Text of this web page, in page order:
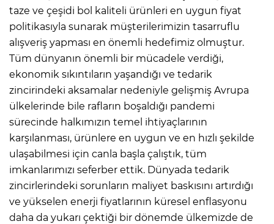
taze ve çeşidi bol kaliteli ürünleri en uygun fiyat
politikasıyla sunarak müşterilerimizin tasarruflu
alışveriş yapması en önemli hedefimiz olmuştur.
Tüm dünyanın önemli bir mücadele verdiği,
ekonomik sıkıntıların yaşandığı ve tedarik
zincirindeki aksamalar nedeniyle gelişmiş Avrupa
ülkelerinde bile rafların boşaldığı pandemi
sürecinde halkımızın temel ihtiyaçlarının
karşılanması, ürünlere en uygun ve en hızlı şekilde
ulaşabilmesi için canla başla çalıştık, tüm
imkanlarımızı seferber ettik. Dünyada tedarik
zincirlerindeki sorunların maliyet baskısını artırdığı
ve yükselen enerji fiyatlarının küresel enflasyonu
daha da yukarı çektiği bir dönemde ülkemizde de